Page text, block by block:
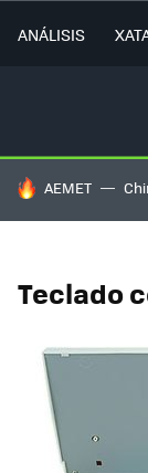
ANÁLISIS
HOY SE HABLA
AEMET
Teclado